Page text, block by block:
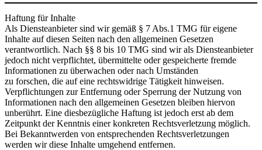
Haftung für Inhalte
Als Diensteanbieter sind wir gemäß § 7 Abs.1 TMG für eigene
Inhalte auf diesen Seiten nach den allgemeinen Gesetzen
verantwortlich. Nach §§ 8 bis 10 TMG sind wir als Diensteanbieter
jedoch nicht verpflichtet, übermittelte oder gespeicherte fremde
Informationen zu überwachen oder nach Umständen
zu forschen, die auf eine rechtswidrige Tätigkeit hinweisen.
Verpflichtungen zur Entfernung oder Sperrung der Nutzung von
Informationen nach den allgemeinen Gesetzen bleiben hiervon
unberührt. Eine diesbezügliche Haftung ist jedoch erst ab dem
Zeitpunkt der Kenntnis einer konkreten Rechtsverletzung möglich.
Bei Bekanntwerden von entsprechenden Rechtsverletzungen
werden wir diese Inhalte umgehend entfernen.